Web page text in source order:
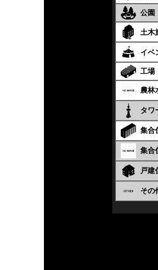
公園
土木
イベ
工場
農林
タワ
集合
集合
戸建
その